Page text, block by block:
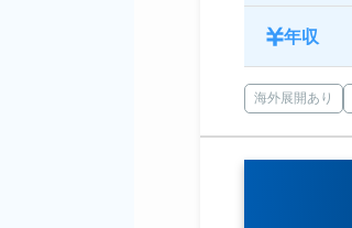
年収
海外展開あり